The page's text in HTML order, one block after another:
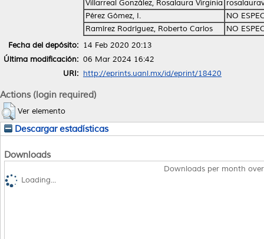
Villarreal González, Rosalaura Virginia
Pérez Gómez, I.
NO
Ramírez Rodríguez, Roberto Carlos
NO
Fecha del depósito: 14 Feb 2020 20:13
Última modificación: 06 Mar 2024 16:42
URI: http://eprints.uanl.mx/id/eprint/18420
Actions (login required)
Ver elemento
Descargar estadísticas
Downloads
Downloads per month
Loading...